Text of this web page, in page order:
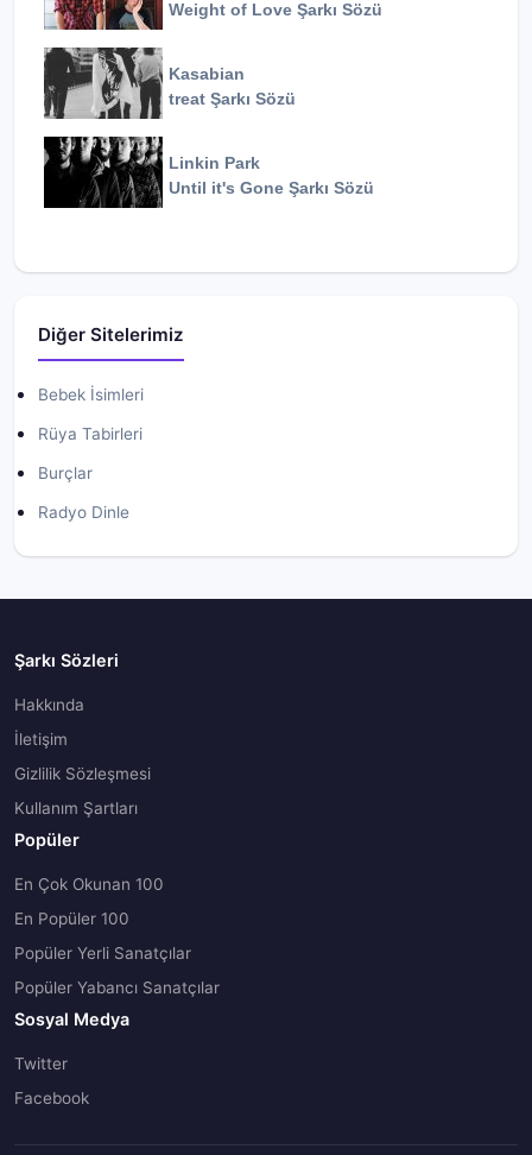
Weight of Love Şarkı Sözü
Kasabian
treat Şarkı Sözü
Linkin Park
Until it's Gone Şarkı Sözü
Diğer Sitelerimiz
Bebek İsimleri
Rüya Tabirleri
Burçlar
Radyo Dinle
Şarkı Sözleri
Hakkında
İletişim
Gizlilik Sözleşmesi
Kullanım Şartları
Popüler
En Çok Okunan 100
En Popüler 100
Popüler Yerli Sanatçılar
Popüler Yabancı Sanatçılar
Sosyal Medya
Twitter
Facebook